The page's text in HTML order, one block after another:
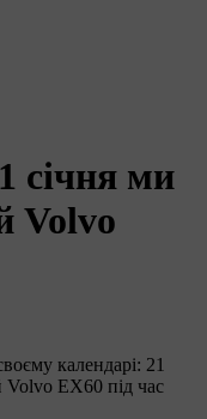
січня ми
Volvo
календарі: 21
EX60 під час